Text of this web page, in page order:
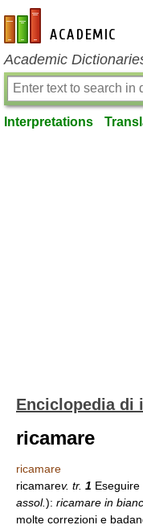
en-academic.com
Academic
Interpretations
Enciclopedia di
ricamare
ricamare
ricamarev. tr. 1
assol.): ricamare in
molte correzioni e